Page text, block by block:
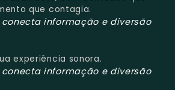
que contagia.
informação e diversão
experiência sonora.
informação e diversão